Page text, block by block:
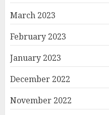
March 2023
February 2023
January 2023
December 2022
November 2022